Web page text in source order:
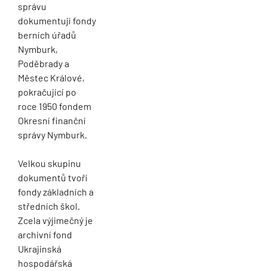
správu
dokumentují fondy
berních úřadů
Nymburk,
Poděbrady a
Městec Králové,
pokračující po
roce 1950 fondem
Okresní finanční
správy Nymburk.
Velkou skupinu
dokumentů tvoří
fondy základních a
středních škol.
Zcela výjimečný je
archivní fond
Ukrajinská
hospodářská